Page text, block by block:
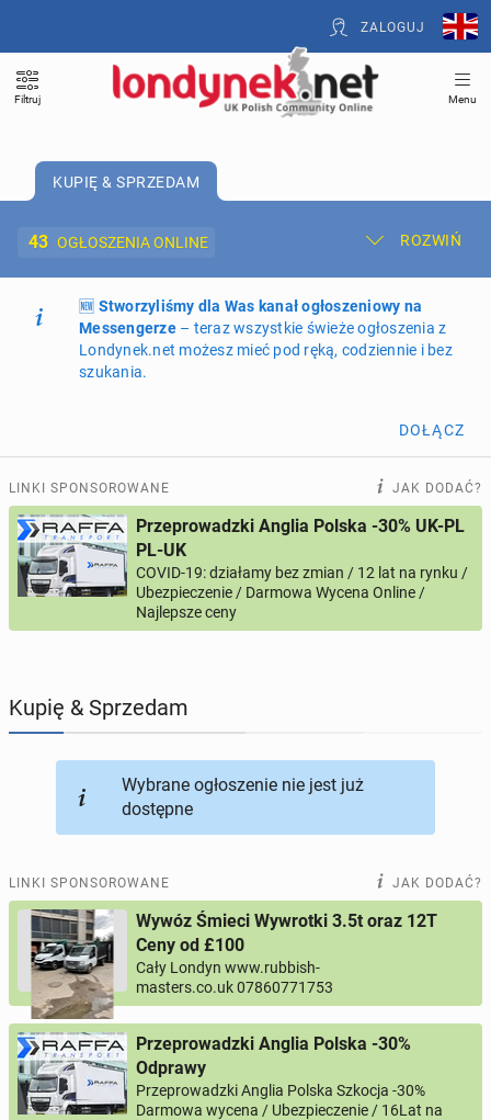
ZALOGUJ
Filtruj Menu
KUPIĘ & SPRZEDAM
43 OGŁOSZENIA ONLINE ROZWIŃ
Dodaj ogłoszenie Moje ogłoszenia
Oferta i cennik ogłoszeń
ogłoszenia online
PROFILE KANDYDATÓW 296 profili online
USŁUGI 167ogłoszeń online
KUPIĘ & SPRZEDAM
🆕 Stworzyliśmy dla Was kanał ogłoszeniowy na
Messengerze– teraz wszystkie świeże ogłoszenia z
Londynek.net możesz mieć pod ręką, codziennie i bez
szukania.
DOŁĄCZ
LINKI SPONSOROWANE JAK DODAĆ?
Przeprowadzki Anglia Polska -30% UK-PL
PL-UK
COVID-19: działamy bez zmian / 12 lat na rynku /
Ubezpieczenie / Darmowa Wycena Online /
Najlepsze ceny
Kupię & Sprzedam
Wybrane ogłoszenie nie jest już
dostępne
LINKI SPONSOROWANE JAK DODAĆ?
Wywóz Śmieci Wywrotki 3.5t oraz 12T
Ceny od £100
Cały Londyn www.rubbish-
masters.co.uk 07860771753
Przeprowadzki Anglia Polska -30%
Odprawy
Przeprowadzki Anglia Polska Szkocja -30%
Darmowa wycena / Ubezpieczenie / 16Lat na